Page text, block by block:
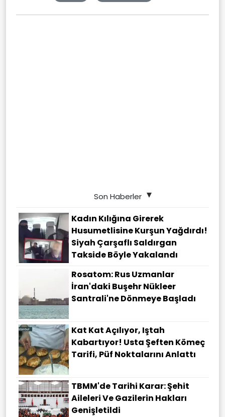
Son Haberler
Kadın Kılığına Girerek
Husumetlisine Kurşun Yağdırdı!
Siyah Çarşaflı Saldırgan
Takside Böyle Yakalandı
Rosatom: Rus Uzmanlar
İran'daki Buşehr Nükleer
Santrali'ne Dönmeye Başladı
Kat Kat Açılıyor, Iştah
Kabartıyor! Usta Şeften Kömeç
Tarifi, Püf Noktalarını Anlattı
TBMM'de Tarihi Karar: Şehit
Aileleri Ve Gazilerin Hakları
Genişletildi